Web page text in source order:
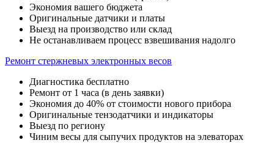
Экономия вашего бюджета
Оригинальные датчики и платы
Выезд на производство или склад
Не останавливаем процесс взвешивания надолго
Ремонт стержневых электронных весов
Диагностика бесплатно
Ремонт от 1 часа (в день заявки)
Экономия до 40% от стоимости нового прибора
Оригинальные тензодатчики и индикаторы
Выезд по региону
Чиним весы для сыпучих продуктов на элеваторах